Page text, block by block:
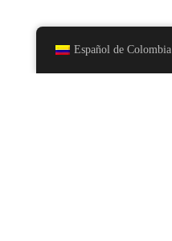
Español de Colombia